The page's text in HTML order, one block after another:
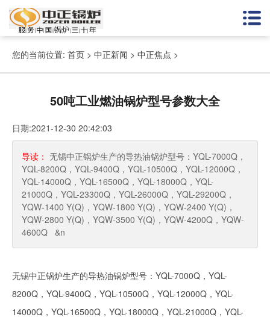
您的当前位置: 首页 > 中正新闻 > 中正焦点 >
50吨工业燃油锅炉型号参数大全
日期:2021-12-30 20:42:03
导读： 无锡中正锅炉生产的导热油锅炉型号：YQL-7000Q，
YQL-8200Q，YQL-9400Q，YQL-10500Q，YQL-12000Q，
YQL-14000Q，YQL-16500Q，YQL-18000Q，YQL-
21000Q，YQL-23300Q，YQL-26000Q，YQL-29200Q，
YQW-1400 Y(Q)，YQW-1800 Y(Q)，YQW-2400 Y(Q)，
YQW-2800 Y(Q)，YQW-3500 Y(Q)，YQW-4200Q，YQW-
4600Q &n
无锡中正锅炉生产的导热油锅炉型号：YQL-7000Q，YQL-
8200Q，YQL-9400Q，YQL-10500Q，YQL-12000Q，YQL-
14000Q，YQL-16500Q，YQL-18000Q，YQL-21000Q，YQL-